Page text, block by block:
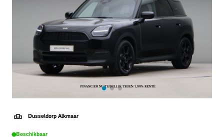
Dusseldorp Alkmaar
Beschikbaar